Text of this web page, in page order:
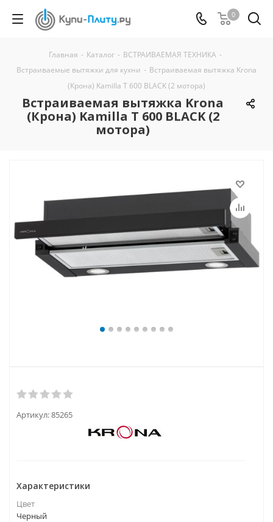
0
Главная - Каталог - ВСТРАИВАЕМАЯ ТЕХНИКА -
Встраиваемые вытяжки для кухни - Встраиваемая вытяжка Krona
(Крона) Kamilla T 600 BLACK (2 мотора)
Встраиваемая вытяжка Krona
(Крона) Kamilla T 600 BLACK (2
мотора)
Артикул:85265
Характеристики
Цвет
Черный